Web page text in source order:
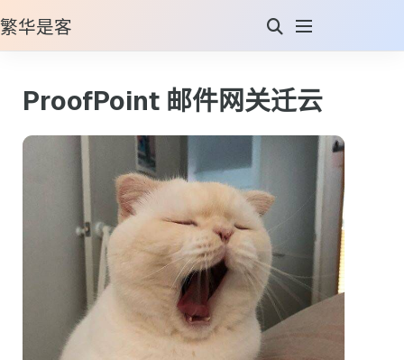
繁华是客
ProofPoint 邮件网关迁云